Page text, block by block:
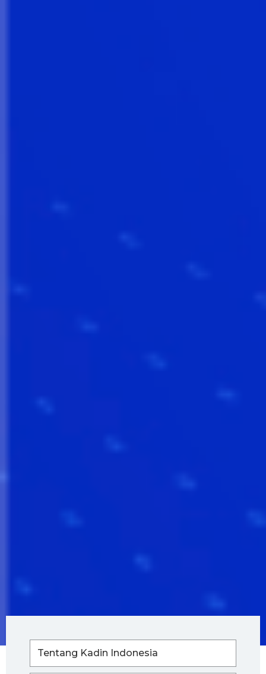
Tentang Kadin Indonesia